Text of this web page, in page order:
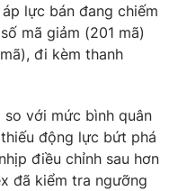
lực bán đang chiếm
mã giảm (201 mã)
đi kèm thanh
so với mức bình quân
động lực bứt phá
điều chỉnh sau hơn
đã kiểm tra ngưỡng